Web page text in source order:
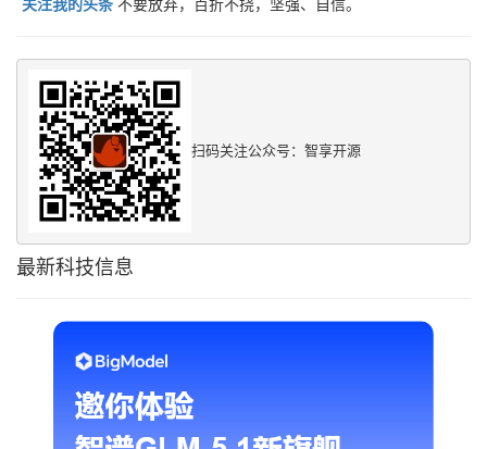
扫码关注公众号：智享开源
最新科技信息